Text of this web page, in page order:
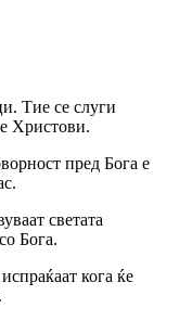
Тие се слуги
Христови.
пред Бога е
светата
Бога.
кога ќе